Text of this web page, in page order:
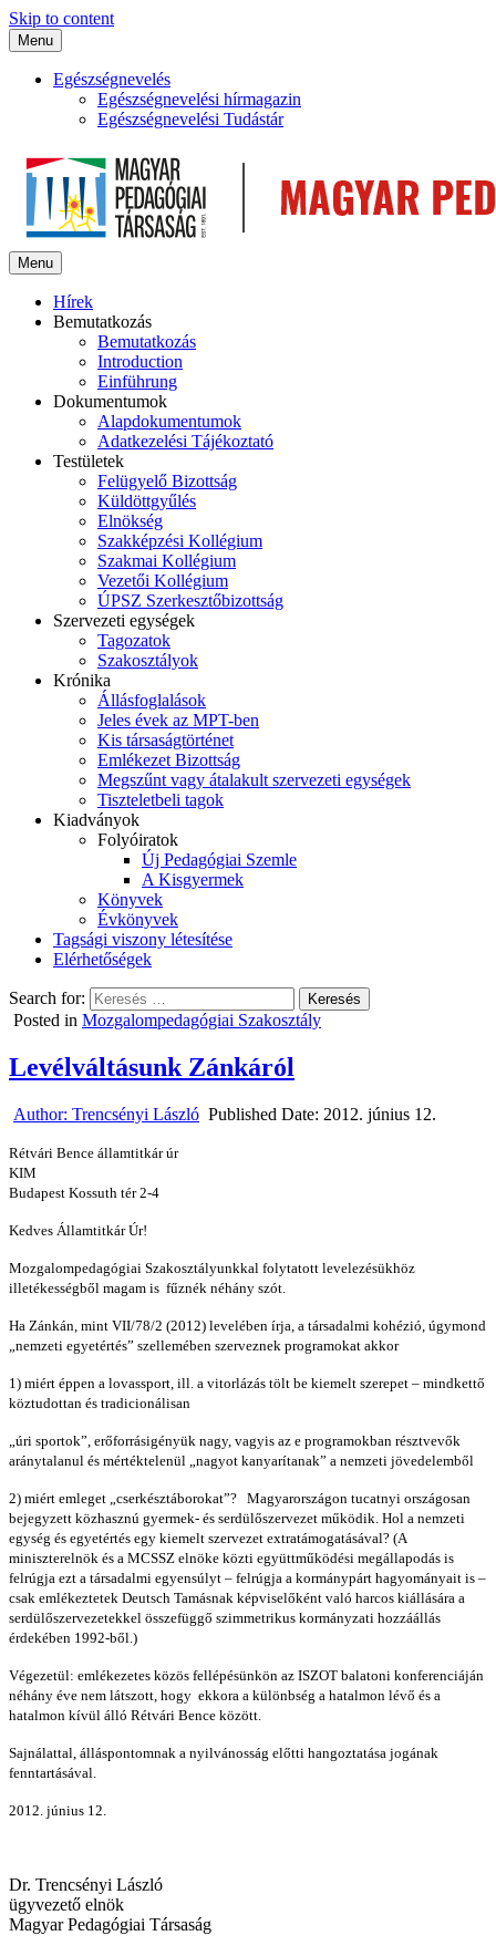
Skip to content
Menu
Egészségnevelés
Egészségnevelési hírmagazin
Egészségnevelési Tudástár
Menu
Hírek
Bemutatkozás
Bemutatkozás
Introduction
Einführung
Dokumentumok
Alapdokumentumok
Adatkezelési Tájékoztató
Testületek
Felügyelő Bizottság
Küldöttgyűlés
Elnökség
Szakképzési Kollégium
Szakmai Kollégium
Vezetői Kollégium
ÚPSZ Szerkesztőbizottság
Szervezeti egységek
Tagozatok
Szakosztályok
Krónika
Állásfoglalások
Jeles évek az MPT-ben
Kis társaságtörténet
Emlékezet Bizottság
Megszűnt vagy átalakult szervezeti egységek
Tiszteletbeli tagok
Kiadványok
Folyóiratok
Új Pedagógiai Szemle
A Kisgyermek
Könyvek
Évkönyvek
Tagsági viszony létesítése
Elérhetőségek
Search for:
Posted in Mozgalompedagógiai Szakosztály
Levélváltásunk Zánkáról
Author: Trencsényi László Published Date: 2012. június 12.
Rétvári Bence államtitkár úr
KIM
Budapest Kossuth tér 2-4
Kedves Államtitkár Úr!
Mozgalompedagógiai Szakosztályunkkal folytatott levelezésükhöz
illetékességből magam is fűznék néhány szót.
Ha Zánkán, mint VII/78/2 (2012) levelében írja, a társadalmi kohézió, úgymond
„nemzeti egyetértés” szellemében szerveznek programokat akkor
1) miért éppen a lovassport, ill. a vitorlázás tölt be kiemelt szerepet – mindkettő
köztudottan és tradicionálisan
„úri sportok”, erőforrásigényük nagy, vagyis az e programokban résztvevők
aránytalanul és mértéktelenül „nagyot kanyarítanak” a nemzeti jövedelemből
2) miért emleget „cserkésztáborokat”? Magyarországon tucatnyi országosan
bejegyzett közhasznú gyermek- és serdülőszervezet működik. Hol a nemzeti
egység és egyetértés egy kiemelt szervezet extratámogatásával? (A
miniszterelnök és a MCSSZ elnöke közti együttműködési megállapodás is
felrúgja ezt a társadalmi egyensúlyt – felrúgja a kormánypárt hagyományait is –
csak emlékeztetek Deutsch Tamásnak képviselőként való harcos kiállására a
serdülőszervezetekkel összefüggő szimmetrikus kormányzati hozzáállás
érdekében 1992-ből.)
Végezetül: emlékezetes közös fellépésünkön az ISZOT balatoni konferenciáján
néhány éve nem látszott, hogy ekkora a különbség a hatalmon lévő és a
hatalmon kívül álló Rétvári Bence között.
Sajnálattal, álláspontomnak a nyilvánosság előtti hangoztatása jogának
fenntartásával.
2012. június 12.
Dr. Trencsényi László
ügyvezető elnök
Magyar Pedagógiai Társaság